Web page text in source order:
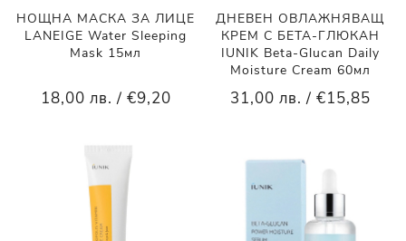
НОЩНА МАСКА ЗА ЛИЦЕ
LANEIGE Water Sleeping
Mask 15мл
18,00 лв. / €9,20
ДНЕВЕН ОВЛАЖНЯВАЩ
КРЕМ С БЕТА-ГЛЮКАН
IUNIK Beta-Glucan Daily
Moisture Cream 60мл
31,00 лв. / €15,85